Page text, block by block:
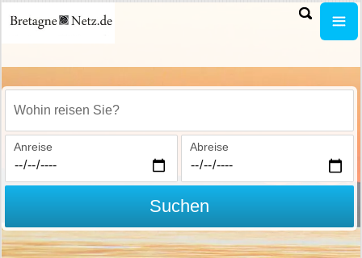
Wohin reisen Sie?
Anreise Abreise
Suchen